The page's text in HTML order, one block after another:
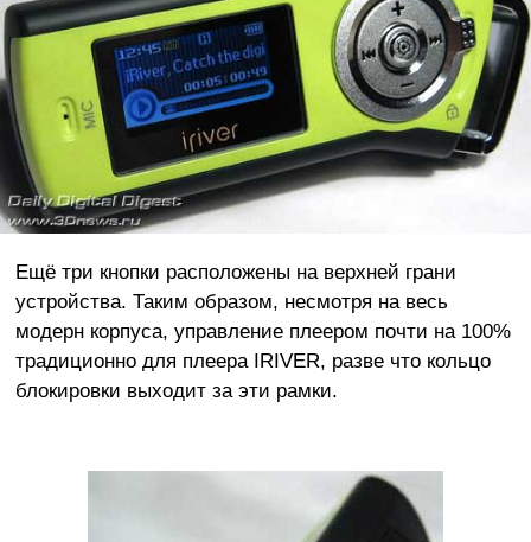
Ещё три кнопки расположены на верхней грани
устройства. Таким образом, несмотря на весь
модерн корпуса, управление плеером почти на 100%
традиционно для плеера IRIVER, разве что кольцо
блокировки выходит за эти рамки.